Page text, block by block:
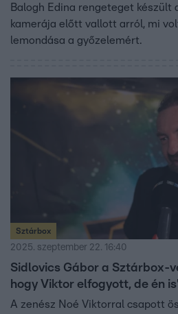
Balogh Edina rengeteget készült
kamerája előtt vallott arról, mi
lemondása a győzelemért.
Sztárbox
2025. szeptember 22. 16:40
Sidlovics Gábor a Sztárbox-
hogy Viktor elfogyott, de én
A zenész Noé Viktorral csapott